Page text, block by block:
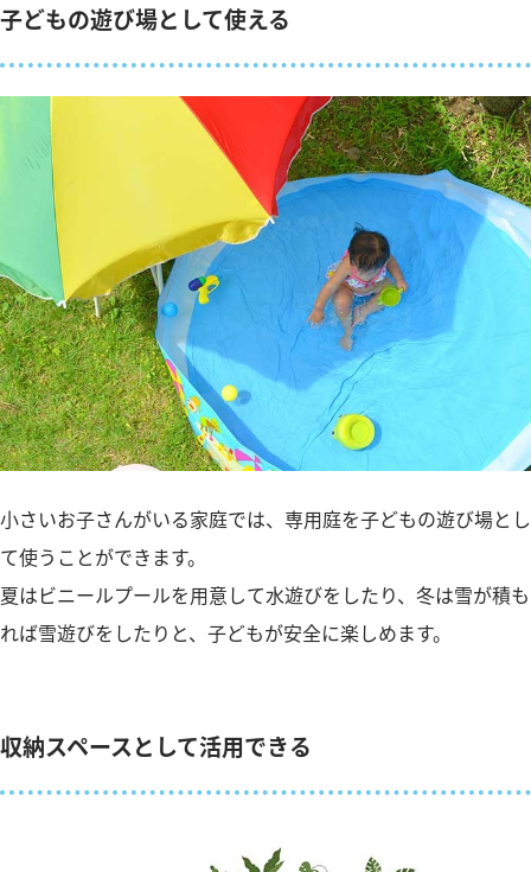
子どもの遊び場として使える
小さいお子さんがいる家庭では、専用庭を子どもの遊び場とし
て使うことができます。
夏はビニールプールを用意して水遊びをしたり、冬は雪が積も
れば雪遊びをしたりと、子どもが安全に楽しめます。
収納スペースとして活用できる